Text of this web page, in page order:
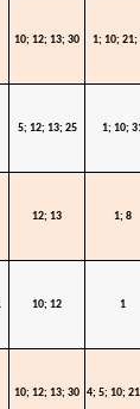
10; 12; 13; 30 1; 10; 21;
5; 12; 13; 25 1; 10;
12; 13 1; 8
10; 12 1
10; 12; 13; 30 4; 5; 10;